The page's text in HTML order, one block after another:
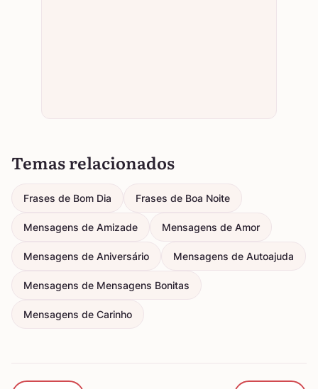
Temas relacionados
Frases de Bom Dia Frases de Boa Noite
Mensagens de Amizade Mensagens de Amor
Mensagens de Aniversário Mensagens de Autoajuda
Mensagens de Mensagens Bonitas
Mensagens de Carinho